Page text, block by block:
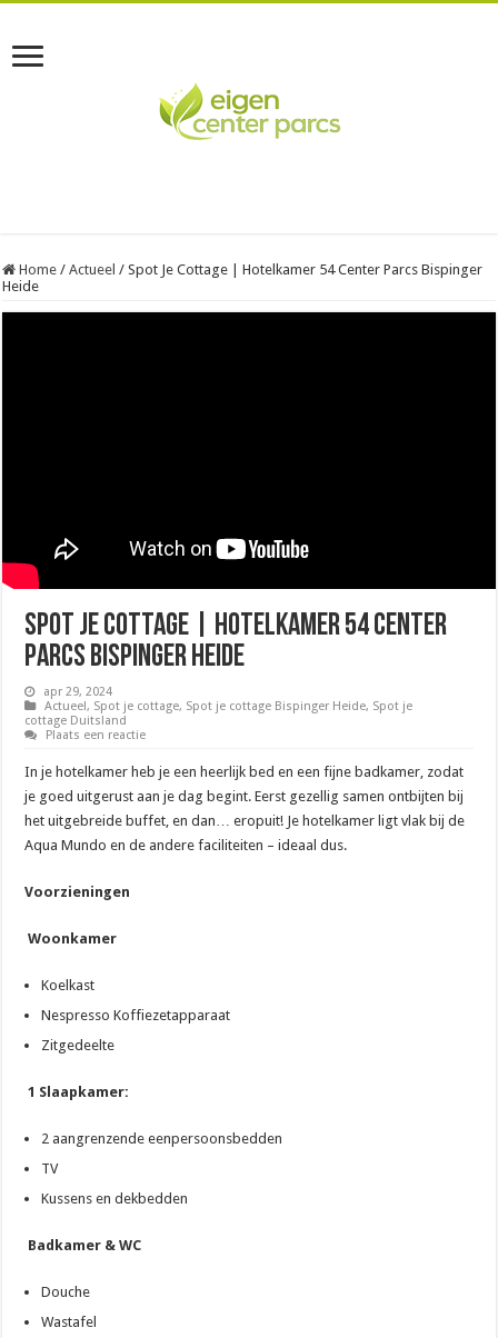
Home / Actueel / Spot Je Cottage | Hotelkamer 54 Center Parcs Bispinger
Heide
Spot Je Cottage | Hotelkamer 54 Center
Parcs Bispinger Heide
apr 29, 2024
Actueel, Spot je cottage, Spot je cottage Bispinger Heide, Spot je
cottage Duitsland
Plaats een reactie
In je hotelkamer heb je een heerlijk bed en een fijne badkamer, zodat
je goed uitgerust aan je dag begint. Eerst gezellig samen ontbijten bij
het uitgebreide buffet, en dan… eropuit! Je hotelkamer ligt vlak bij de
Aqua Mundo en de andere faciliteiten – ideaal dus.
Voorzieningen
Woonkamer
Koelkast
Nespresso Koffiezetapparaat
Zitgedeelte
1 Slaapkamer:
2 aangrenzende eenpersoonsbedden
TV
Kussens en dekbedden
Badkamer & WC
Douche
Wastafel